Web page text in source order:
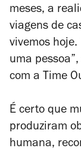
meses, a
viagens de
vivemos hoje.
uma
com a Time
É certo que
produziram
humana,